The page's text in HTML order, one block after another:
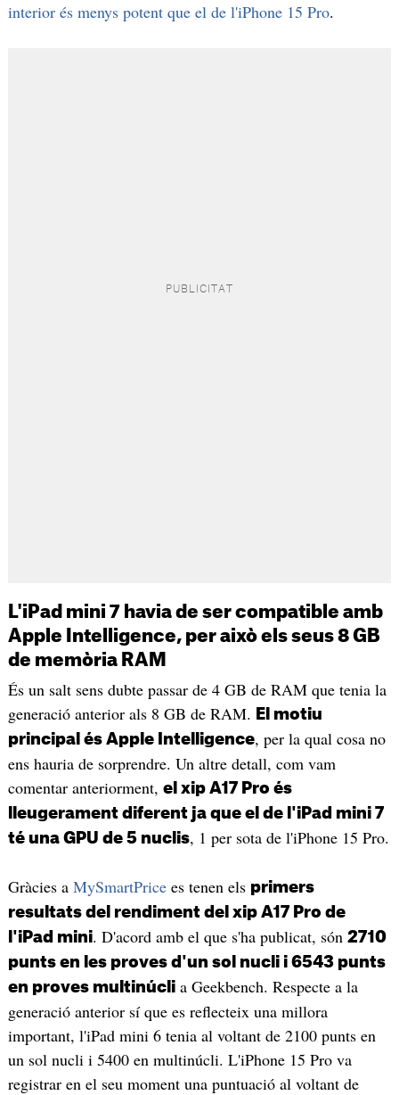
interior és menys potent que el de l'iPhone 15 Pro.
L'iPad mini 7 havia de ser compatible amb
Apple Intelligence, per això els seus 8 GB
de memòria RAM
És un salt sens dubte passar de 4 GB de RAM que tenia la
generació anterior als 8 GB de RAM.
El motiu
principal és Apple Intelligence, per la qual cosa no
ens hauria de sorprendre. Un altre detall, com vam
comentar anteriorment, el xip A17 Pro és
lleugerament diferent ja que el de l'iPad mini 7
té una GPU de 5 nuclis, 1 per sota de l'iPhone 15 Pro.
Gràcies a MySmartPricees tenen els primers
resultats del rendiment del xip A17 Pro de
l'iPad mini. D'acord amb el que s'ha publicat, són 2710
punts en les proves d'un sol nucli i 6543 punts
en proves multinúclia Geekbench. Respecte a la
generació anterior sí que es reflecteix una millora
important, l'iPad mini 6 tenia al voltant de 2100 punts en
un sol nucli i 5400 en multinúcli. L'iPhone 15 Pro va
registrar en el seu moment una puntuació al voltant de